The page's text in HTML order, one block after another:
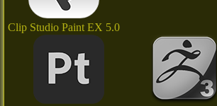
Clip Studio Paint EX 5.0